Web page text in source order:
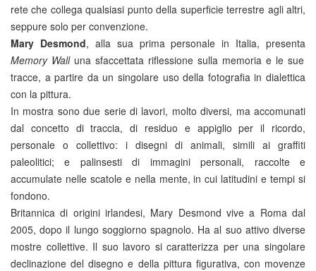
rete che collega qualsiasi punto della superficie terrestre agli altri,
seppure solo per convenzione.
Mary Desmond, alla sua prima personale in Italia, presenta
Memory Walluna sfaccettata riflessione sulla memoria e le sue
tracce, a partire da un singolare uso della fotografia in dialettica
con la pittura.
In mostra sono due serie di lavori, molto diversi, ma accomunati
dal concetto di traccia, di residuo e appiglio per il ricordo,
personale o collettivo: i disegni di animali, simili ai graffiti
paleolitici; e palinsesti di immagini personali, raccolte e
accumulate nelle scatole e nella mente, in cui latitudini e tempi si
fondono.
Britannica di origini irlandesi, Mary Desmond vive a Roma dal
2005, dopo il lungo soggiorno spagnolo. Ha al suo attivo diverse
mostre collettive. Il suo lavoro si caratterizza per una singolare
declinazione del disegno e della pittura figurativa, con movenze